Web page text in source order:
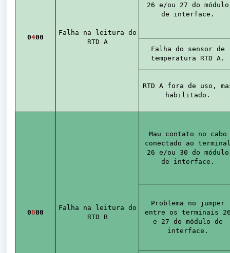
0400
Falha na leitura do
RTD A
26 e/ou 27 do módulo
de interface.
Falha do sensor de
temperatura RTD A.
RTD A fora de uso,
habilitado.
0800
Falha na leitura do
RTD B
Mau contato no cabo
conectado ao
26 e/ou 30 do módulo
de interface.
Problema no jumper
entre os terminais
e 27 do módulo de
interface.